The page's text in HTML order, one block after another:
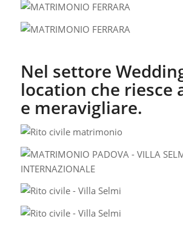
Nel settore
location che riesce
e meravigliare.